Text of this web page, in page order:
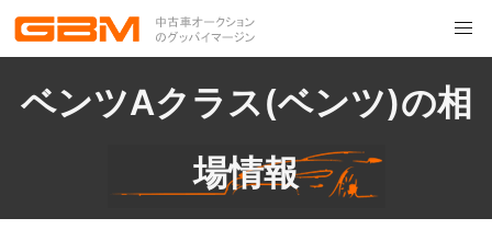
ベンツAクラス(ベンツ)の相
場情報